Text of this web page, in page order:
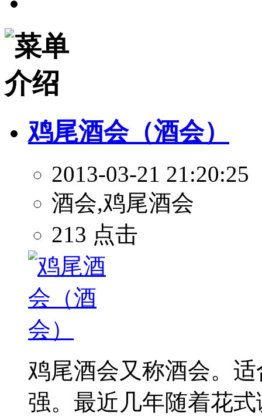
鸡尾酒会（酒会）
2013-03-21 21:20:25
酒会,鸡尾酒会
213 点击
鸡尾酒会又称酒会。
强。最近几年随着花